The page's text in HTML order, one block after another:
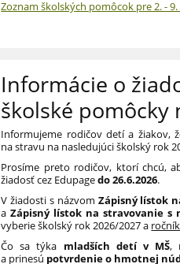
Zoznam školských pomôcok pre 2. -
Informácie o
školské pomôcky
Informujeme rodičov detí a žiakov,
na stravu na nasledujúci školský rok
Prosíme preto rodičov, ktorí chcú,
žiadosť cez Edupagedo 26.6.2026.
V žiadosti s názvom Zápisný lístok
aZápisný lístok na stravovanie s
vyberie školský rok 2026/2027 a
Čo sa týka mladších detí v MŠ,
a prinesú potvrdenie o hmotnej